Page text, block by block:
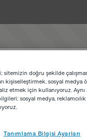
sitemizin doğru şekilde
kişiselleştirmek, sosyal medya
etmek için kullanıyoruz. Aynı
sosyal medya,
Tanımlama Bilgisi Ayarları